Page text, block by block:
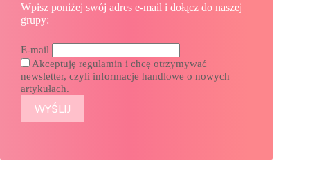
Wpisz poniżej swój adres e-mail i dołącz do naszej
grupy:
E-mail
Akceptuję regulamin i chcę otrzymywać
newsletter, czyli informacje handlowe o nowych
artykułach.